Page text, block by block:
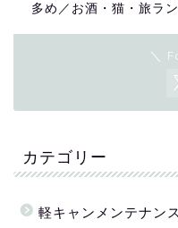
多め／お酒・猫・旅ラ
＼
カテゴリー
軽キャンメンテナン